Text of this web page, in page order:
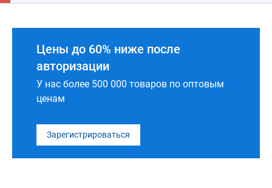
Цены до 60% ниже после
авторизации
У нас более 500 000 товаров по оптовым
ценам
Зарегистрироваться